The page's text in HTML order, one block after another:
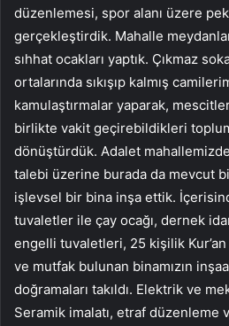
düzenlemesi, spor alanı üzere
gerçekleştirdik. Mahalle
sıhhat ocakları yaptık. Çıkmaz
ortalarında sıkışıp kalmış
kamulaştırmalar yaparak,
birlikte vakit geçirebildikleri
dönüştürdük. Adalet
talebi üzerine burada da mevcut
işlevsel bir bina inşa ettik.
tuvaletler ile çay ocağı, dernek
engelli tuvaletleri, 25 kişilik
ve mutfak bulunan binamızın
doğramaları takıldı. Elektrik ve
Seramik imalatı, etraf düzenleme